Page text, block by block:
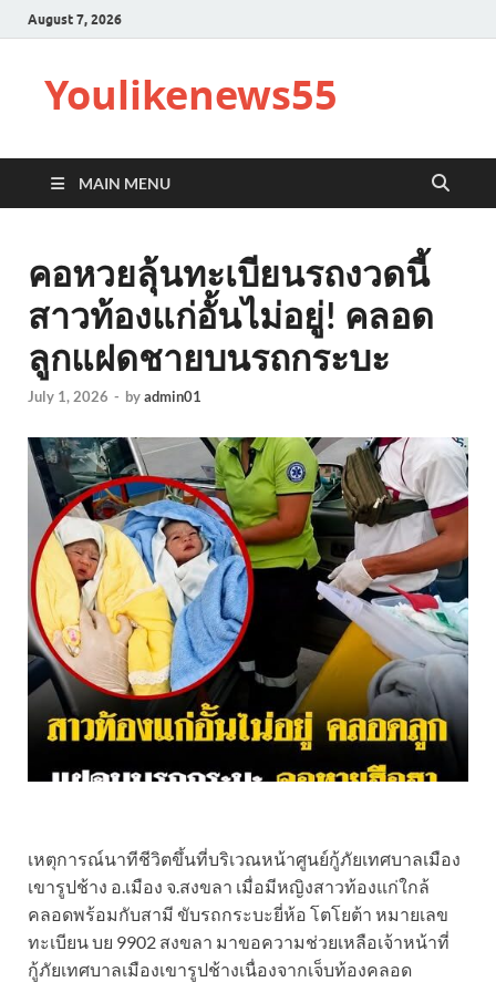
August 7, 2026
Youlikenews55
MAIN MENU
คอหวยลุ้นทะเบียนรถงวดนี้
สาวท้องแก่อั้นไม่อยู่! คลอด
ลูกแฝดชายบนรถกระบะ
July 1, 2026 - byadmin01
เหตุการณ์นาทีชีวิตขึ้นที่บริเวณหน้าศูนย์กู้ภัยเทศบาลเมือง
เขารูปช้าง อ.เมือง จ.สงขลา เมื่อมีหญิงสาวท้องแก่ใกล้
คลอดพร้อมกับสามี ขับรถกระบะยี่ห้อ โตโยต้า หมายเลข
ทะเบียน บย 9902 สงขลา มาขอความช่วยเหลือเจ้าหน้าที่
กู้ภัยเทศบาลเมืองเขารูปช้างเนื่องจากเจ็บท้องคลอด